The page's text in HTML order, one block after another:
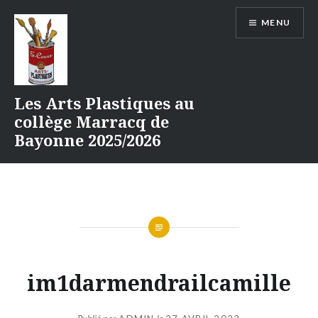
contenu
Les Arts Plastiques au
collège Marracq de
Bayonne 2025/2026
MENU
im1darmendrailcamille